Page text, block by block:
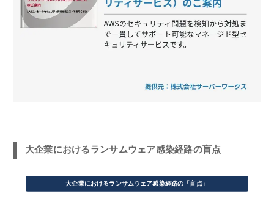
大企業におけるランサムウェア感染経路の盲点
大企業におけるランサムウェア感染経路の「盲点」